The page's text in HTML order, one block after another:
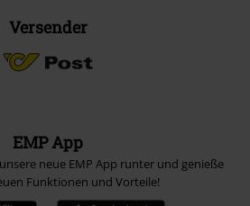
Versender
EMP App
neue EMP App runter und genieße
Funktionen und Vorteile!